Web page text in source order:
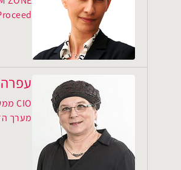
CIO ממשלתי
מערך